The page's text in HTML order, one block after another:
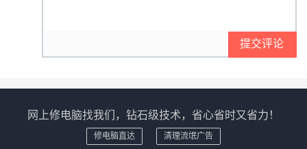
提交评论
网上修电脑找我们，钻石级技术，省心省时又省力！
修电脑直达 清理流氓广告